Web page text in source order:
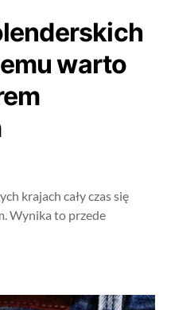
warto
krajach cały czas się
Wynika to przede